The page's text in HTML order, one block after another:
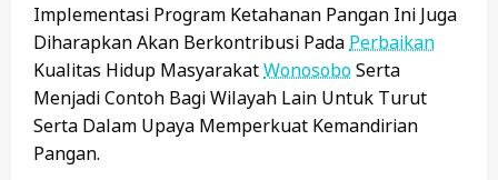
Implementasi Program Ketahanan Pangan Ini Juga
Diharapkan Akan Berkontribusi Pada Perbaikan
Kualitas Hidup MasyarakatWonosoboSerta
Menjadi Contoh Bagi Wilayah Lain Untuk Turut
Serta Dalam Upaya Memperkuat Kemandirian
Pangan.